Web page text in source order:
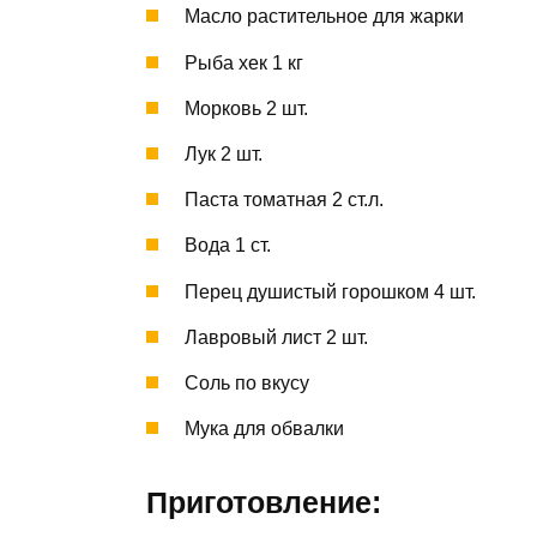
Масло растительное для жарки
Рыба хек 1 кг
Морковь 2 шт.
Лук 2 шт.
Паста томатная 2 ст.л.
Вода 1 ст.
Перец душистый горошком 4 шт.
Лавровый лист 2 шт.
Соль по вкусу
Мука для обвалки
Приготовление: